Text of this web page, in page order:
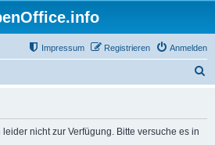
Anmelden
Registrieren
Impressum
nicht zur Verfügung. Bitte versuche es in